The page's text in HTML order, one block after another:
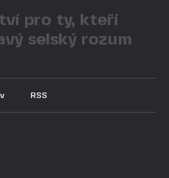
pro ty, kteří
selský rozum
RSS